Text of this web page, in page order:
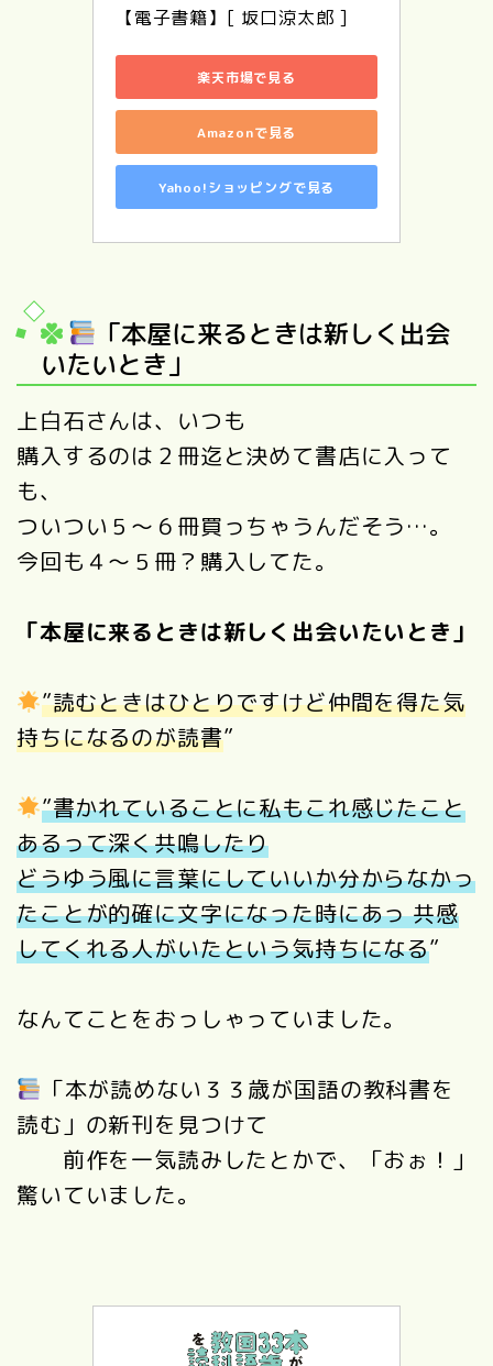
【電子書籍】[ 坂口涼太郎 ]
楽天市場で見る
Amazonで見る
Yahoo!ショッピングで見る
「本屋に来るときは新しく出会
いたいとき」
上白石さんは、いつも
購入するのは２冊迄と決めて書店に入って
も、
ついつい５～６冊買っちゃうんだそう…。
今回も４～５冊？購入してた。
「本屋に来るときは新しく出会いたいとき」
”読むときはひとりですけど仲間を得た気
持ちになるのが読書”
”書かれていることに私もこれ感じたこと
あるって深く共鳴したり
どうゆう風に言葉にしていいか分からなかっ
たことが的確に文字になった時にあっ 共感
してくれる人がいたという気持ちになる”
なんてことをおっしゃっていました。
「本が読めない３３歳が国語の教科書を
読む」の新刊を見つけて
前作を一気読みしたとかで、「おぉ！」
驚いていました。